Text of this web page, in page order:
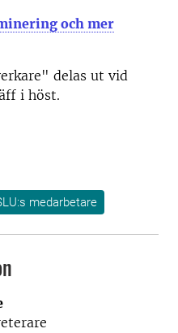
och mer
delas ut vid
i höst.
medarbetare